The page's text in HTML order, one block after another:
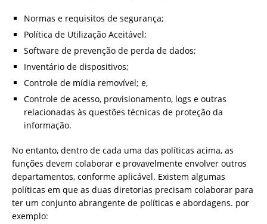
Normas e requisitos de segurança;
Política de Utilização Aceitável;
Software de prevenção de perda de dados;
Inventário de dispositivos;
Controle de mídia removível; e,
Controle de acesso, provisionamento, logs e outras
relacionadas às questões técnicas de proteção da
informação.
No entanto, dentro de cada uma das políticas acima, as
funções devem colaborar e provavelmente envolver outros
departamentos, conforme aplicável. Existem algumas
políticas em que as duas diretorias precisam colaborar para
ter um conjunto abrangente de políticas e abordagens. por
exemplo: